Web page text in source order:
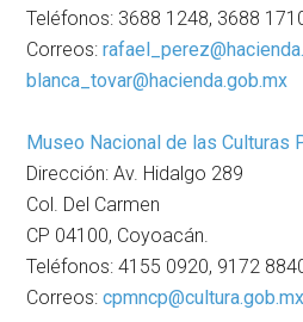
Teléfonos: 3688 1248, 3688
Correos:
blanca_tovar@hacienda.gob.mx
Museo Nacional de las Culturas
Dirección: Av. Hidalgo 289
Col. Del Carmen
CP 04100, Coyoacán.
Teléfonos: 4155 0920, 9172
Correos:cpmncp@cultura.gob.mx